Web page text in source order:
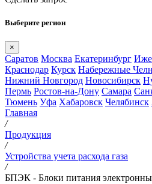
Выберите регион
×
Саратов Москва Екатеринбург
Краснодар Курск Набережные
Нижний Новгород Новосибирск
Пермь Ростов-на-Дону Самара
Тюмень Уфа Хабаровск Челябинск
Главная
/
Продукция
/
Устройства учета расхода газа
/
БПЭК - Блоки питания